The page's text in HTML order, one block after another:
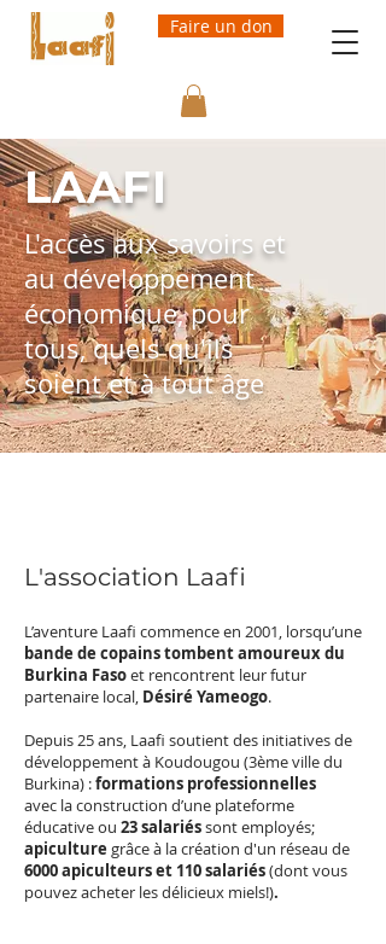
Faire un don
LAAFI
L'accès aux savoirs et
au développement
économique, pour
tous, quels qu'ils
soient et à tout âge
L'association Laafi
L’aventure Laafi commence en 2001, lorsqu’une
bande de copains tombent amoureux du
Burkina Fasoet rencontrent leur futur
partenaire local, Désiré Yameogo.
Depuis 25 ans, Laafi soutient des initiatives de
développement à Koudougou (3ème ville du
Burkina) :formations professionnelles
avec la construction d’une plateforme
éducative ou 23 salariéssont employés;
apiculture grâce à la création d'un réseau de
6000 apiculteurs et 110 salariés(dont vous
pouvez acheter les délicieux miels!).